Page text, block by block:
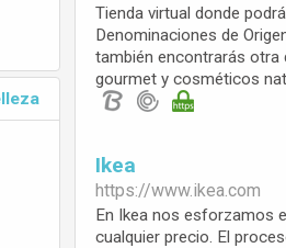
Tienda virtual donde
Denominaciones de
también encontrarás otra
gourmet y cosméticos
Ikea
https://www.ikea.com
En Ikea nos esforzamos
cualquier precio. El